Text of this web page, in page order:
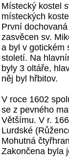
Místecký kostel
místeckých
První
zasvěcen sv.
a byl v gotickém
století. Na
byly 3 oltáře,
něj byl hřbitov.
V roce 1602
se z pevného
Většímu. V r.
Lurdské
Mohutná
Zakončena byla